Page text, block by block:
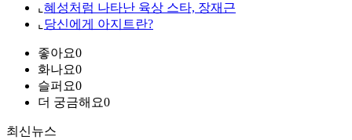
⌞ 혜성처럼 나타난 육상 스타, 장재근
⌞ 당신에게 아지트란?
좋아요0
화나요0
슬퍼요0
더 궁금해요0
최신뉴스